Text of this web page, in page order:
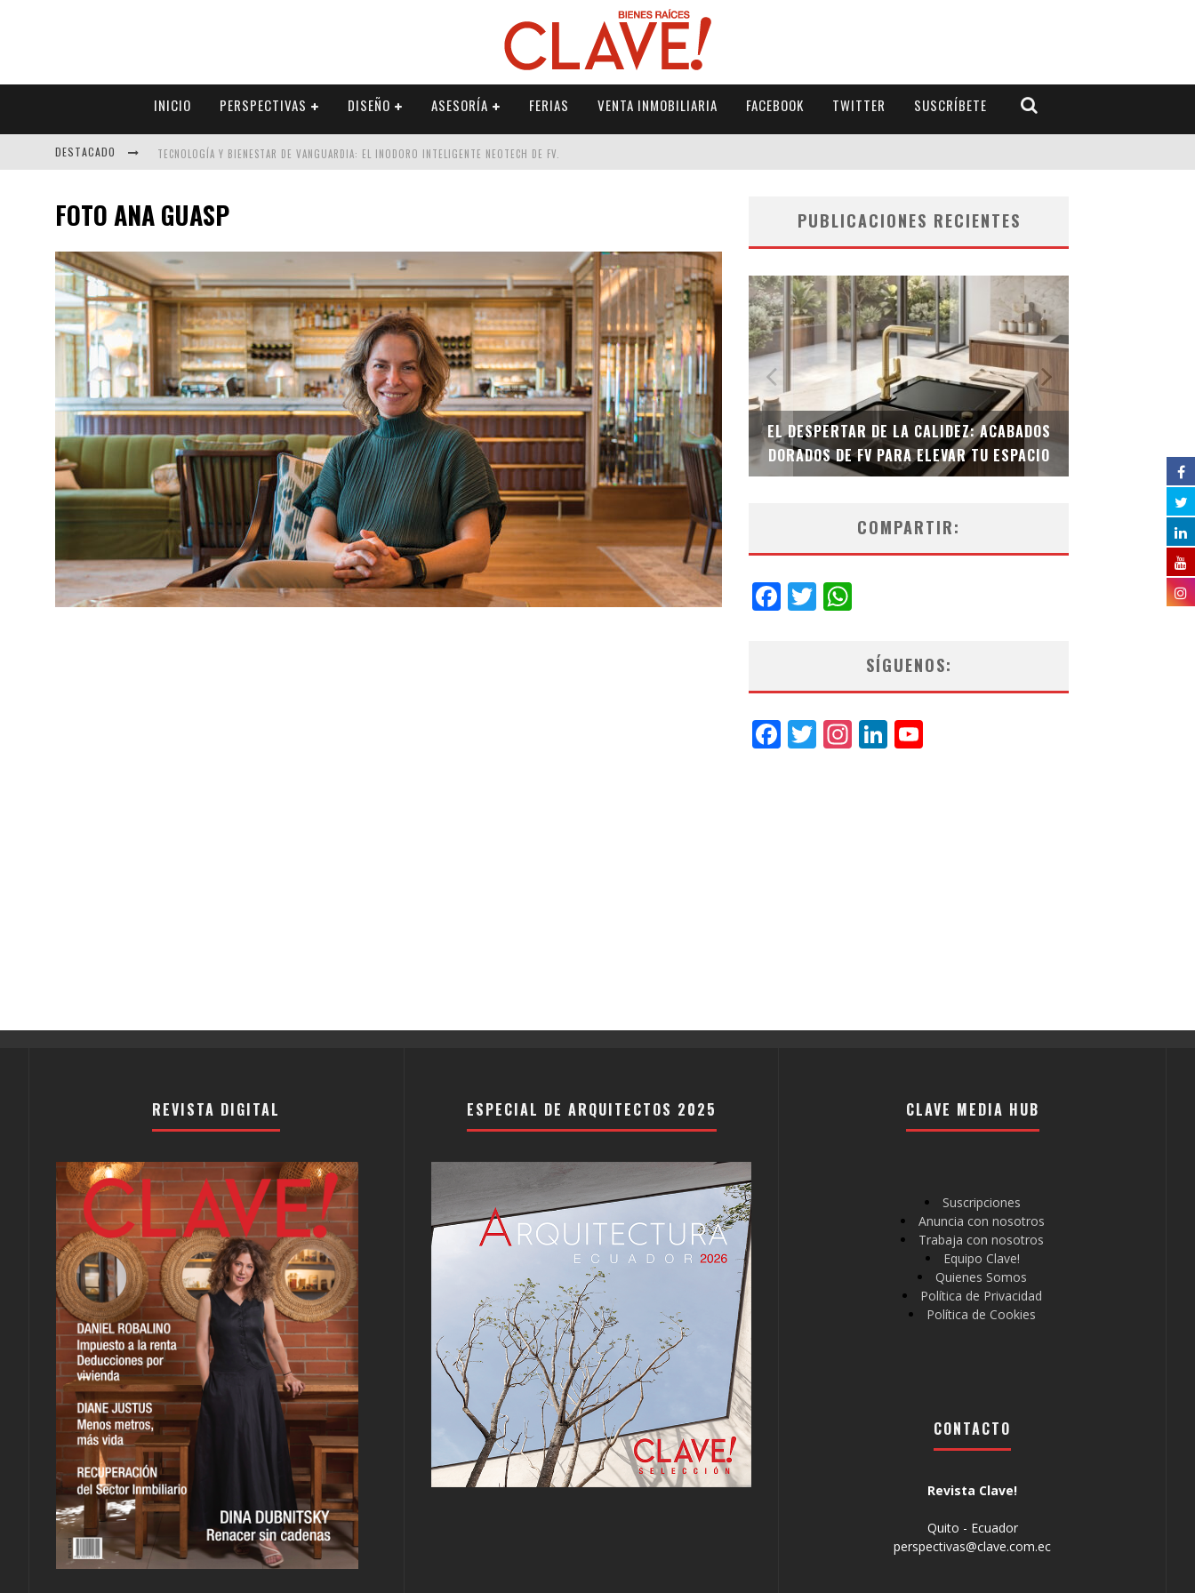
INICIO PERSPECTIVAS DISEÑO ASESORÍA FERIAS VENTA INMOBILIARIA FACEBOOK TWITTER SUSCRÍBETE
DESTACADO TECNOLOGÍA Y BIENESTAR DE VANGUARDIA: EL INODORO INTELIGENTE NEOTECH DE FV.
ALEXANDRA BEDOYA – LA CONSTANCIA DETRÁS DE LA PALETERÍA
EL DESPERTAR DE LA CALIDEZ: ACABADOS DORADOS DE FV PARA ELEVAR TU ESPACIO
FOTO ANA GUASP PUBLICACIONES RECIENTES
SAINT-GOBAIN IMPTEK – XI CONVENCIÓN
INTERNACIONAL
EL DESPERTAR DE LA CALIDEZ: ACABADOS
DORADOS DE FV PARA ELEVAR TU ESPACIO
EL INODORO
COMPARTIR:
Facebook
Twitter
SÍGUENOS:
Facebook
Twitter
Instagram
LinkedIn
REVISTA DIGITAL ESPECIAL DE ARQUITECTOS 2025 CLAVE MEDIA HUB
Suscripciones
Anuncia con nosotros
Trabaja con nosotros
Equipo Clave!
Quienes Somos
Política de Privacidad
Política de Cookies
CONTACTO
Revista Clave!
Quito - Ecuador
perspectivas@clave.com.ec